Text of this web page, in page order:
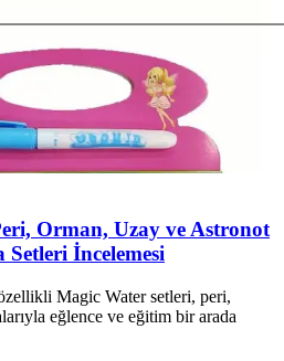
Orman, Uzay ve Astronot
Setleri İncelemesi
Magic Water setleri, peri,
eğlence ve eğitim bir arada